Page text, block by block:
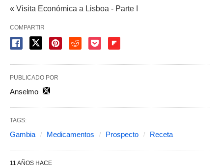
« Visita Económica a Lisboa - Parte I
COMPARTIR
PUBLICADO POR
Anselmo
TAGS:
Gambia Medicamentos Prospecto Receta
11 AÑOS HACE